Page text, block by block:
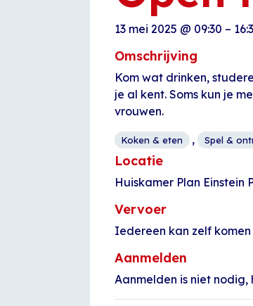
13 mei 2025 @ 09:30 –
Omschrijving
Kom wat drinken,
je al kent. Soms kun je
vrouwen.
Koken & eten , Spel &
Locatie
Huiskamer Plan Einstein
Vervoer
Iedereen kan zelf komen
Aanmelden
Aanmelden is niet nodig,